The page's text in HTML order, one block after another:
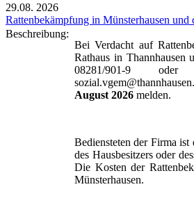
29.08. 2026
Rattenbekämpfung in Münsterhausen und
Beschreibung:
Bei Verdacht auf
Rathaus in Thannhausen
08281/901-9
August 2026 melden.
Bediensteten der Firma
des Hausbesitzers oder
Die Kosten der
Münsterhausen.